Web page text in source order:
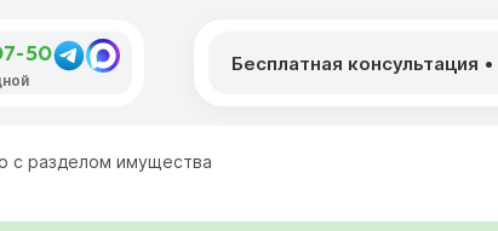
50 Бесплатная консультация •
с разделом имущества